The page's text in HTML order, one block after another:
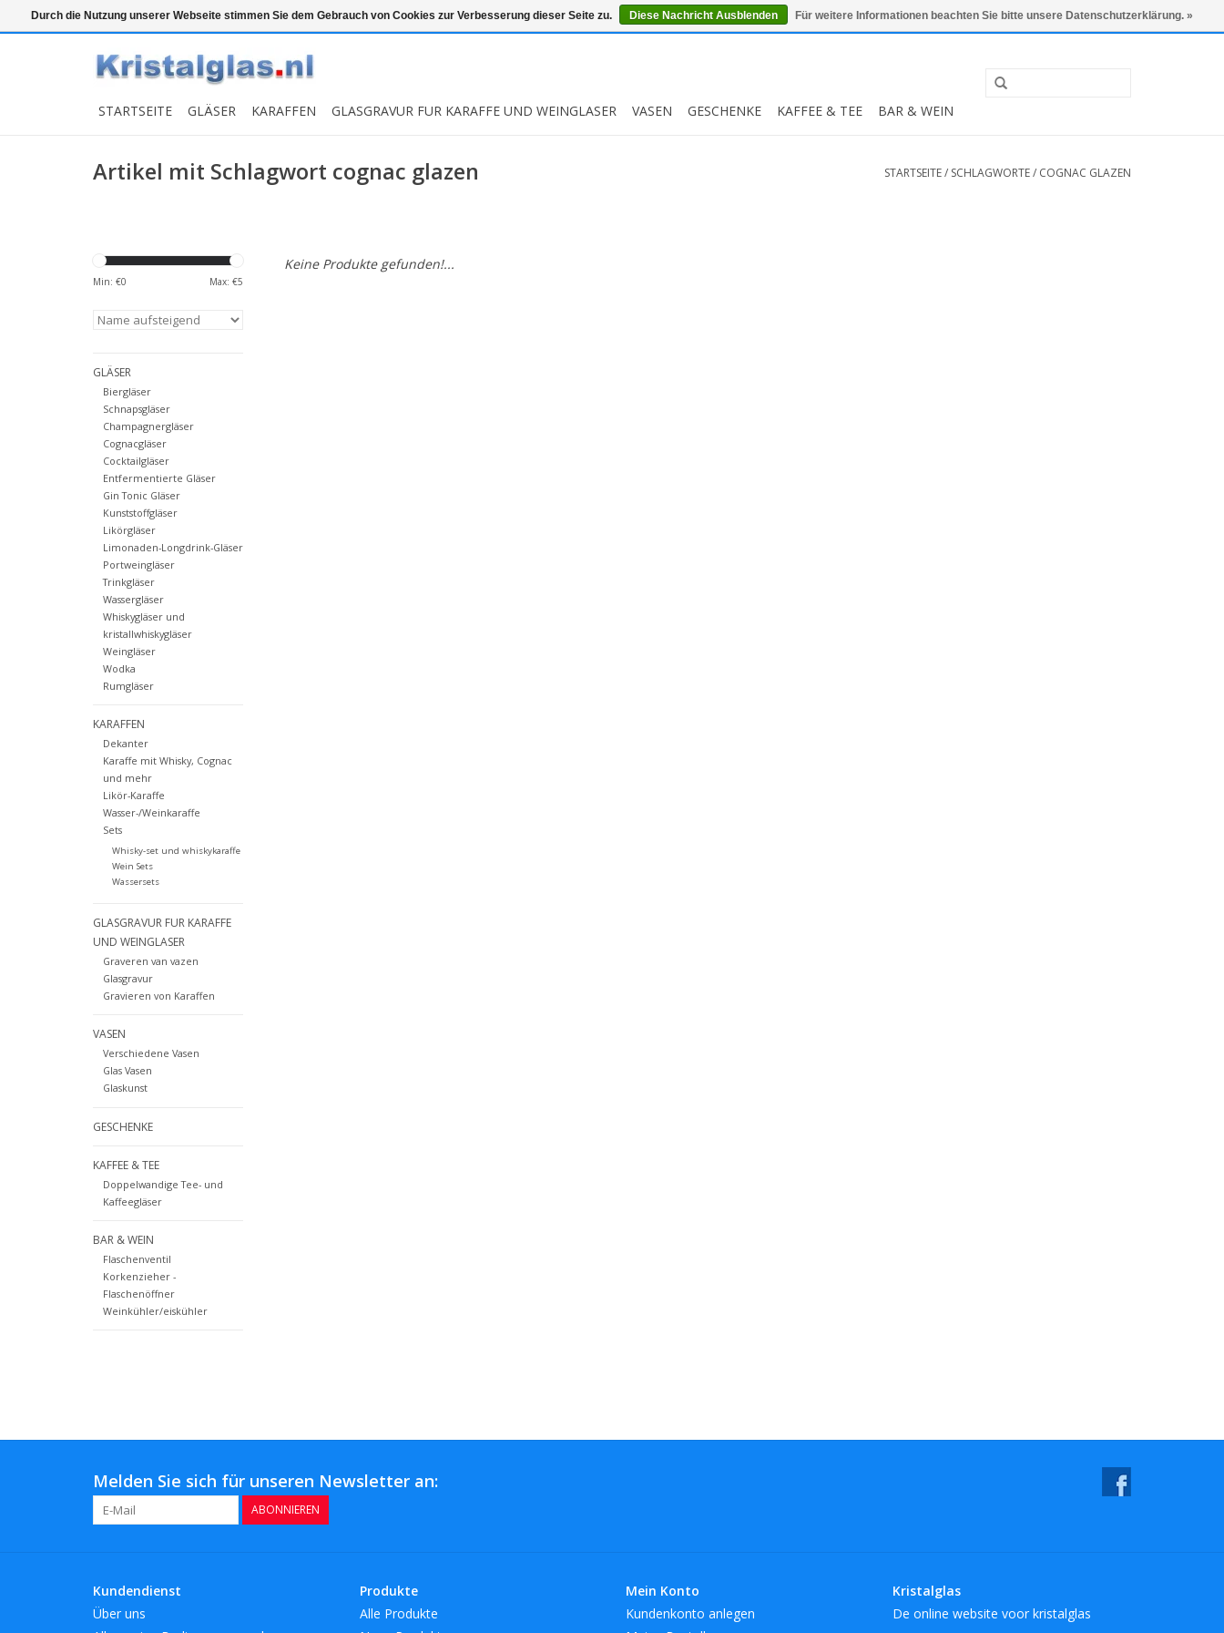
Top klasse Snelle levering Graveren 0 Artikel - €0,00 Mein Konto / Kundenkonto anlegen
STARTSEITE GLÄSER KARAFFEN GLASGRAVUR FUR KARAFFE UND WEINGLASER VASEN GESCHENKE KAFFEE & TEE BAR & WEIN
Artikel mit Schlagwort cognac glazen STARTSEITE/ SCHLAGWORTE/ COGNAC GLAZEN
Min: €0 Max: €5
GLÄSER
Biergläser
Schnapsgläser
Champagnergläser
Cognacgläser
Cocktailgläser
Entfermentierte Gläser
Gin Tonic Gläser
Kunststoffgläser
Likörgläser
Limonaden-Longdrink-Gläser
Portweingläser
Trinkgläser
Wassergläser
Whiskygläser und
kristallwhiskygläser
Weingläser
Wodka
Rumgläser
KARAFFEN
Dekanter
Karaffe mit Whisky, Cognac
und mehr
Likör-Karaffe
Wasser-/Weinkaraffe
Sets
Whisky-set und whiskykaraffe
Wein Sets
Wassersets
GLASGRAVUR FUR KARAFFE
UND WEINGLASER
Graveren van vazen
Glasgravur
Gravieren von Karaffen
VASEN
Verschiedene Vasen
Glas Vasen
Glaskunst
GESCHENKE
KAFFEE & TEE
Doppelwandige Tee- und
Kaffeegläser
BAR & WEIN
Flaschenventil
Korkenzieher -
Flaschenöffner
Weinkühler/eiskühler
Keine Produkte gefunden!...
Melden Sie sich für unseren Newsletter an:
ABONNIEREN
Kundendienst
Über uns
Produkte
Alle Produkte
Mein Konto
Kundenkonto anlegen
Kristalglas
De online website voor kristalglas
Durch die Nutzung unserer Webseite stimmen Sie dem Gebrauch von Cookies zur Verbesserung dieser Seite zu. Diese Nachricht Ausblenden Für weitere Informationen beachten Sie bitte unsere Datenschutzerklärung. »